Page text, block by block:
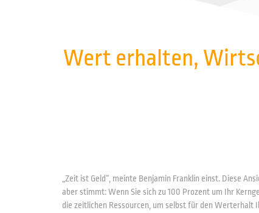
Wert erhalten,
„Zeit ist Geld“, meinte Benjamin Franklin einst. Diese
aber stimmt: Wenn Sie sich zu 100 Prozent um Ihr
die zeitlichen Ressourcen, um selbst für den Werterhalt